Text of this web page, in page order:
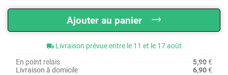
Ajouter au panier
Livraison prévue entre le 11 et le 17 août
En point relais
5,90€
Livraison à domicile
6,90€